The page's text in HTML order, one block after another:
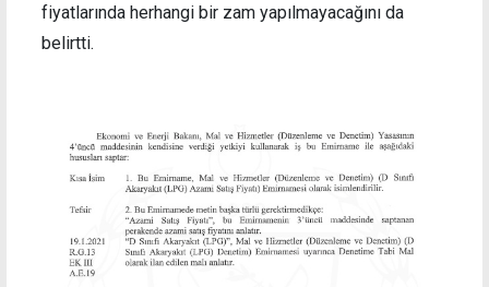
fiyatlarında herhangi bir zam yapılmayacağını da
belirtti.